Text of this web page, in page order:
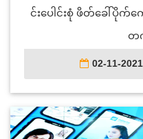
င်းပေါင်းစုံ ဖိတ်ခေါ်ပိုက်က
တ
02-11-2021